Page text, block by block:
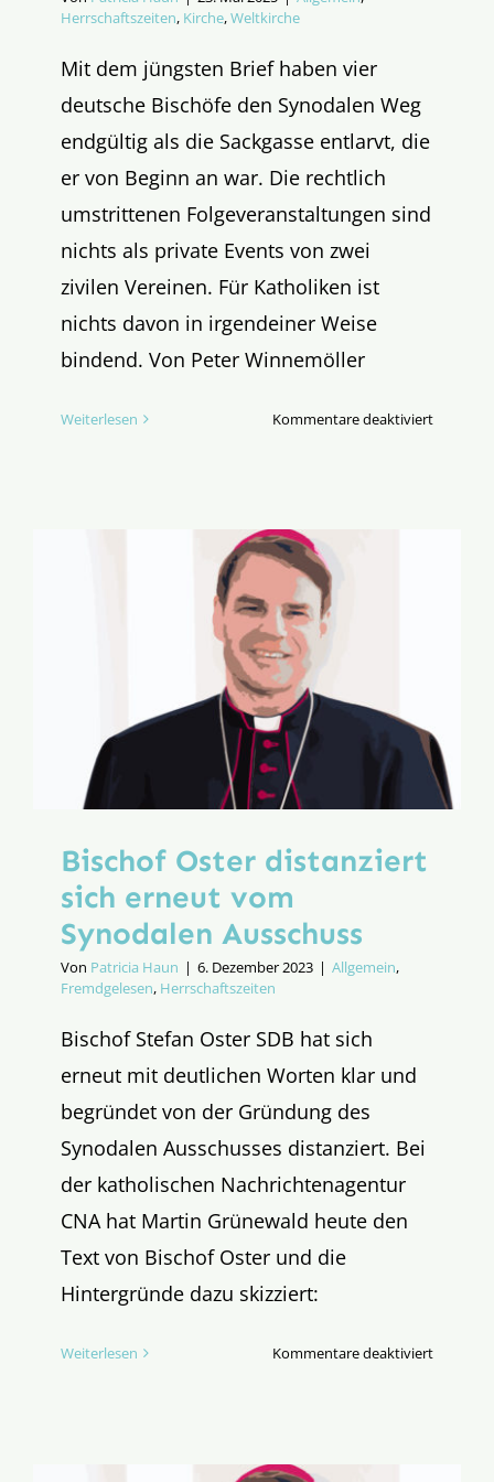
Herrschaftszeiten, Kirche,Weltkirche
Mit dem jüngsten Brief haben vier
deutsche Bischöfe den Synodalen Weg
endgültig als die Sackgasse entlarvt, die
er von Beginn an war. Die rechtlich
umstrittenen Folgeveranstaltungen sind
nichts als private Events von zwei
zivilen Vereinen. Für Katholiken ist
nichts davon in irgendeiner Weise
bindend. Von Peter Winnemöller
Weiterlesen Kommentare deaktiviertfür
Bischof Oster distanziert
sich erneut vom
Synodalen Ausschuss
Von Patricia Haun | 6. Dezember 2023 | Allgemein,
Fremdgelesen, Herrschaftszeiten
Bischof Stefan Oster SDB hat sich
erneut mit deutlichen Worten klar und
begründet von der Gründung des
Synodalen Ausschusses distanziert. Bei
der katholischen Nachrichtenagentur
CNA hat Martin Grünewald heute den
Text von Bischof Oster und die
Hintergründe dazu skizziert:
Weiterlesen Kommentare deaktiviertfür